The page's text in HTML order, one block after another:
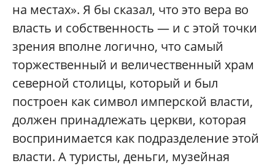
на местах». Я бы сказал, что это вера во
власть и собственность — и с этой точки
зрения вполне логично, что самый
торжественный и величественный храм
северной столицы, который и был
построен как символ имперской власти,
должен принадлежать церкви, которая
воспринимается как подразделение этой
власти. А туристы, деньги, музейная